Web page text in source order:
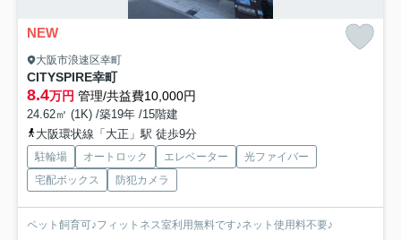
NEW
大阪市浪速区幸町
CITYSPIRE幸町
8.4万円 管理/共益費10,000円
24.62㎡ (1K) /築19年 /15階建
大阪環状線「大正」駅 徒歩9分
駐輪場 オートロック エレベーター
光ファイバー
宅配ボックス
防犯カメラ
ペット飼育可♪フィットネス室利用無料です♪ネット使用料不要♪